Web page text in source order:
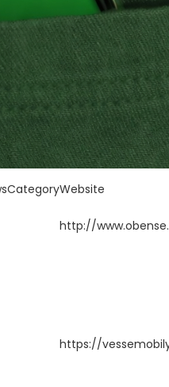
CategoryWebsite
http://
https://